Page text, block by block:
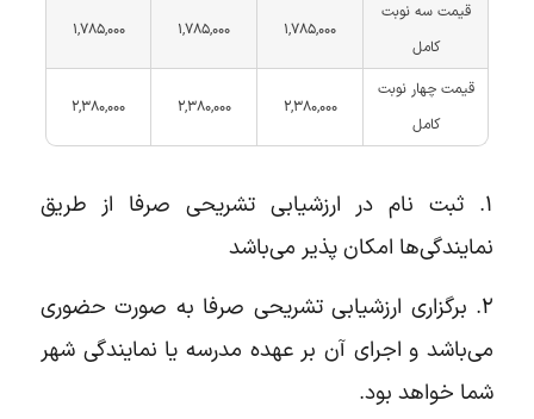
قیمت سه نوبت
کامل
۱,۷۸۵,۰۰۰ ۱,۷۸۵,۰۰۰ ۱,۷۸۵,۰۰۰
قیمت چهار نوبت
کامل
۲,۳۸۰,۰۰۰ ۲,۳۸۰,۰۰۰ ۲,۳۸۰,۰۰۰
۱. ثبت نام در ارزشیابی تشریحی صرفا از طریق
نمایندگی‌ها امکان پذیر می‌باشد
۲. برگزاری ارزشیابی تشریحی صرفا به صورت حضوری
می‌باشد و اجرای آن بر عهده مدرسه یا نمایندگی شهر
شما خواهد بود.